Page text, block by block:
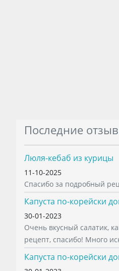
Последние
Люля-кебаб из курицы
11-10-2025
Спасибо за подробный
Капуста по-корейски
30-01-2023
Очень вкусный салатик,
рецепт, спасибо! Много
Капуста по-корейски